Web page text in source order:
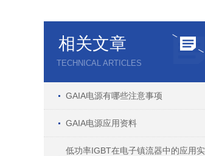
相关文章
TECHNICAL ARTICLES
GAIA电源有哪些注意事项
GAIA电源应用资料
低功率IGBT在电子镇流器中的应用实